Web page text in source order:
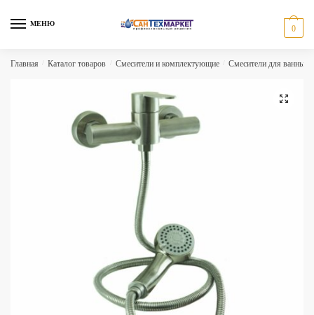
МЕНЮ
0
Главная Каталог товаров Смесители и комплектующие Смесители для ванны
🔍